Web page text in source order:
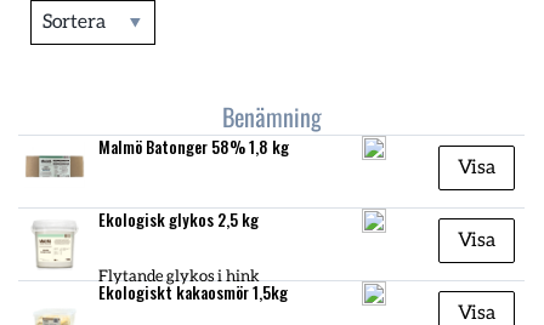
Sortera
Benämning
Malmö Batonger 58% 1,8 kg
Visa
Ekologisk glykos 2,5 kg
Flytande glykos i hink
Visa
Ekologiskt kakaosmör 1,5kg
Visa